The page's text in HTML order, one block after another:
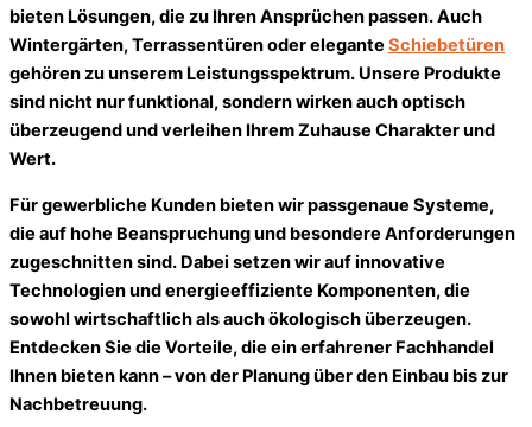
bieten Lösungen, die zu Ihren Ansprüchen passen. Auch
Wintergärten, Terrassentüren oder elegante Schiebetüren
gehören zu unserem Leistungsspektrum. Unsere Produkte
sind nicht nur funktional, sondern wirken auch optisch
überzeugend und verleihen Ihrem Zuhause Charakter und
Wert.
Für gewerbliche Kunden bieten wir passgenaue Systeme,
die auf hohe Beanspruchung und besondere Anforderungen
zugeschnitten sind. Dabei setzen wir auf innovative
Technologien und energieeffiziente Komponenten, die
sowohl wirtschaftlich als auch ökologisch überzeugen.
Entdecken Sie die Vorteile, die ein erfahrener Fachhandel
Ihnen bieten kann – von der Planung über den Einbau bis zur
Nachbetreuung.